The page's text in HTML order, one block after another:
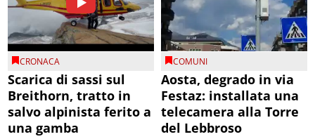
CRONACA
Scarica di sassi sul
Breithorn, tratto in
salvo alpinista ferito a
una gamba
COMUNI
Aosta, degrado in via
Festaz: installata una
telecamera alla Torre
del Lebbroso